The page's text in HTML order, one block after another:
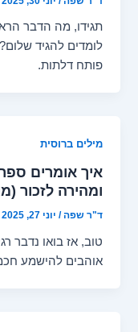
תגידו, מה הדבר
לומדים להגיד
פותח דלתות.
מילים ברוסית
איך אומרים
ומהירה לזכור
ד"ר שפה/ יוני 27, 2025
טוב, אז בואו נדבר
אוהבים להישמע